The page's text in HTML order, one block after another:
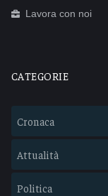
Lavora con noi
CATEGORIE
Cronaca
Attualità
Politica